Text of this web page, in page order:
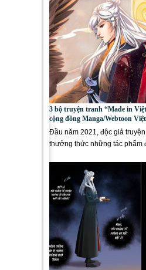
3 bộ truyện tranh “Made in
cộng đồng Manga/Webtoon
Đầu năm 2021, độc giả
thưởng thức những tác phẩm